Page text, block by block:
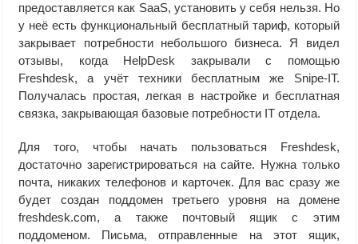
предоставляется как SaaS, установить у себя нельзя. Но
у неё есть функциональный бесплатный тариф, который
закрывает потребности небольшого бизнеса. Я видел
отзывы, когда HelpDesk закрывали с помощью
Freshdesk, а учёт техники бесплатным же Snipe-IT.
Получалась простая, легкая в настройке и бесплатная
связка, закрывающая базовые потребности IT отдела.
Для того, чтобы начать пользоваться Freshdesk,
достаточно зарегистрироваться на сайте. Нужна только
почта, никаких телефонов и карточек. Для вас сразу же
будет создан поддомен третьего уровня на домене
freshdesk.com, а также почтовый ящик с этим
поддоменом. Письма, отправленные на этот ящик,